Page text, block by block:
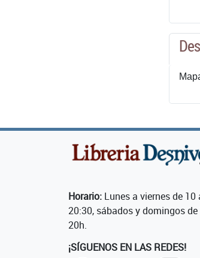
Horario: Lunes a viernes de 10
20:30, sábados y domingos de
20h.
¡SÍGUENOS EN LAS REDES!